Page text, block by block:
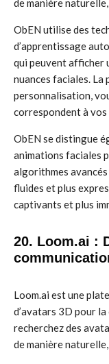
de manière
ObEN utilise des
d’apprentissage
qui peuvent afficher
nuances faciales.
personnalisation,
correspondent à
ObEN se distingue
animations faciales
algorithmes
fluides et plus
captivants et plus
20. Loom.ai :
Loom.ai est une
d’avatars 3D pour
recherchez des
de manière